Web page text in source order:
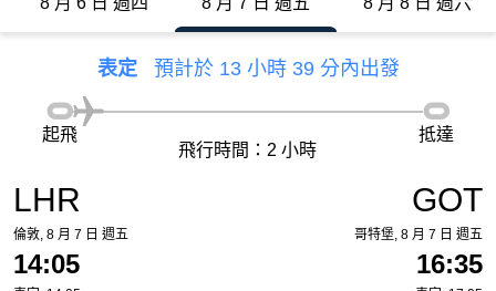
表定 預計於 13 小時 39 分內出發
LHR
倫敦, 8 月 7 日 週五
14:05
起飛
飛行時間：2 小時
抵達
GOT
哥特堡, 8 月 7 日 週五
16:35